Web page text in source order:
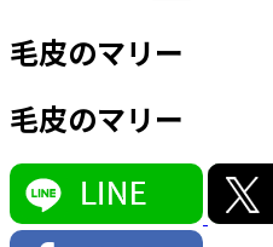
毛皮のマリー
毛皮のマリー